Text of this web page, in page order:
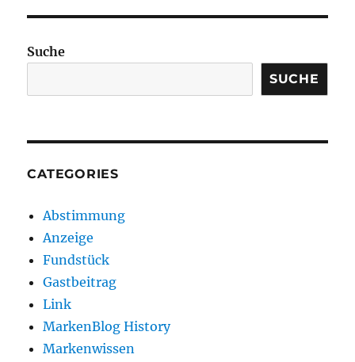
Suche
SUCHE
CATEGORIES
Abstimmung
Anzeige
Fundstück
Gastbeitrag
Link
MarkenBlog History
Markenwissen